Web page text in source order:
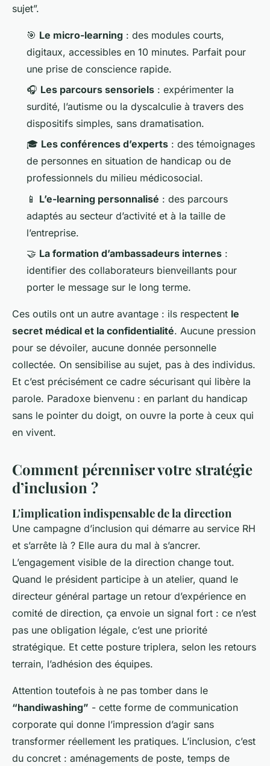
sujet”.
🎯 Le micro-learning : des modules courts,
digitaux, accessibles en 10 minutes. Parfait pour
une prise de conscience rapide.
🎧 Les parcours sensoriels : expérimenter la
surdité, l’autisme ou la dyscalculie à travers des
dispositifs simples, sans dramatisation.
🎓 Les conférences d’experts : des témoignages
de personnes en situation de handicap ou de
professionnels du milieu médicosocial.
📱 L’e-learning personnalisé : des parcours
adaptés au secteur d’activité et à la taille de
l’entreprise.
🤝 La formation d’ambassadeurs internes :
identifier des collaborateurs bienveillants pour
porter le message sur le long terme.
Ces outils ont un autre avantage : ils respectent le
secret médical et la confidentialité. Aucune pression
pour se dévoiler, aucune donnée personnelle
collectée. On sensibilise au sujet, pas à des individus.
Et c’est précisément ce cadre sécurisant qui libère la
parole. Paradoxe bienvenu : en parlant du handicap
sans le pointer du doigt, on ouvre la porte à ceux qui
en vivent.
Comment pérenniser votre stratégie
d’inclusion ?
L'implication indispensable de la direction
Une campagne d’inclusion qui démarre au service RH
et s’arrête là ? Elle aura du mal à s’ancrer.
L’engagement visible de la direction change tout.
Quand le président participe à un atelier, quand le
directeur général partage un retour d’expérience en
comité de direction, ça envoie un signal fort : ce n’est
pas une obligation légale, c’est une priorité
stratégique. Et cette posture triplera, selon les retours
terrain, l’adhésion des équipes.
Attention toutefois à ne pas tomber dans le
“handiwashing” - cette forme de communication
corporate qui donne l’impression d’agir sans
transformer réellement les pratiques. L’inclusion, c’est
du concret : aménagements de poste, temps de